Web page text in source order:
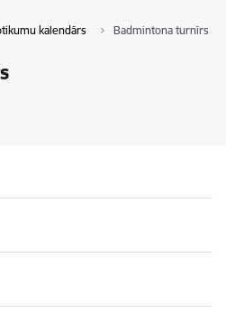
kalendārs Badmintona turnīrs